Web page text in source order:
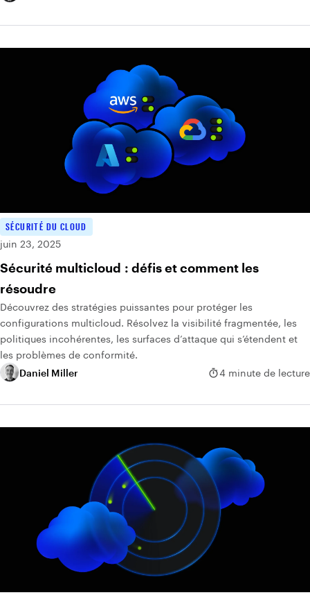
SÉCURITÉ DU CLOUD
juin 23, 2025
Sécurité multicloud : défis et comment les
résoudre
Découvrez des stratégies puissantes pour protéger les
configurations multicloud. Résolvez la visibilité fragmentée, les
politiques incohérentes, les surfaces d’attaque qui s’étendent et
les problèmes de conformité.
Daniel Miller
4 minute de lecture